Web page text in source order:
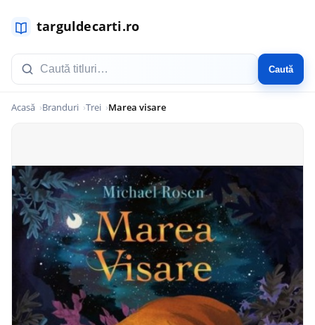
Caută
Acasă Branduri Trei Marea visare